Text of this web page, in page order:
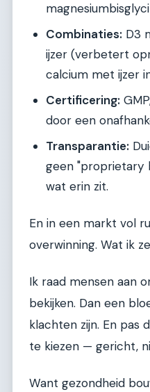
Combinaties: D3
ijzer (verbetert
calcium met ijzer
Certificering:
door een
Transparantie:
geen "proprietary
wat erin zit.
En in een markt vol
overwinning. Wat ik
Ik raad mensen aan
bekijken. Dan een
klachten zijn. En pas
te kiezen — gericht,
Want gezondheid